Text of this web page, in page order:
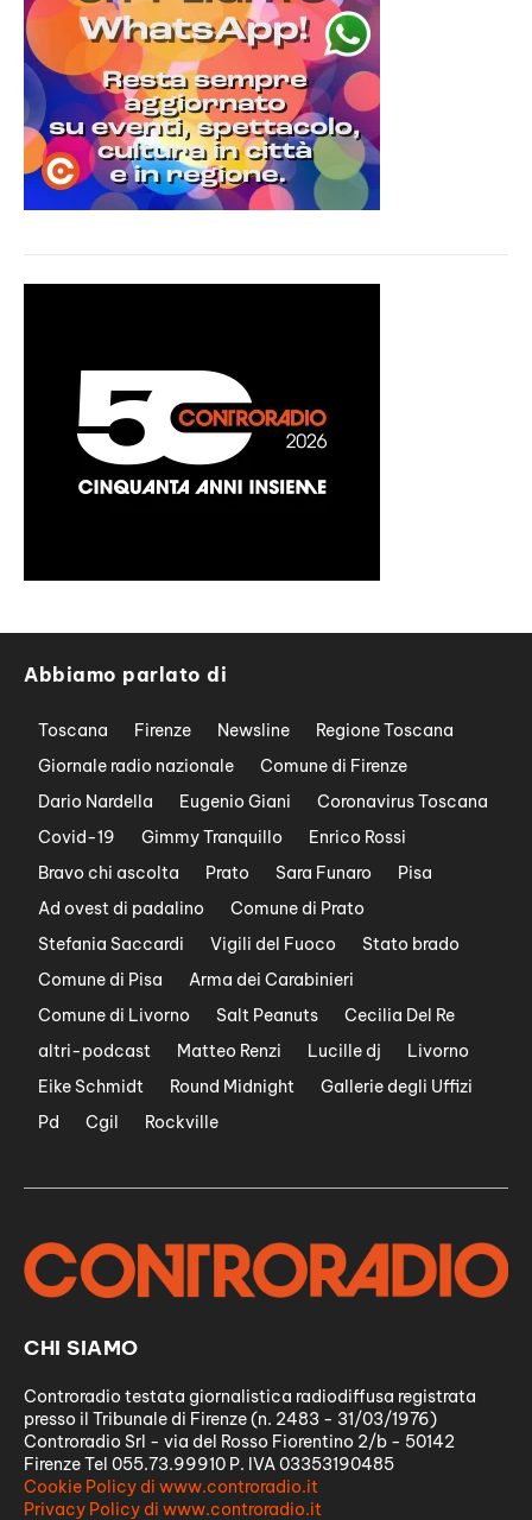
Abbiamo parlato di
Toscana Firenze Newsline
Regione Toscana
Giornale radio nazionale
Comune di Firenze
Dario Nardella
Eugenio Giani
Coronavirus Toscana
Covid-19
Gimmy Tranquillo
Enrico Rossi
Bravo chi ascolta
Prato Sara Funaro
Pisa
Ad ovest di padalino
Comune di Prato
Stefania Saccardi
Vigili del Fuoco
Stato brado
Comune di Pisa
Arma dei Carabinieri
Comune di Livorno
Salt Peanuts
Cecilia Del Re
altri-podcast
Matteo Renzi Lucille dj
Livorno
Eike Schmidt
Round Midnight
Gallerie degli Uffizi
Pd
Cgil Rockville
CHI SIAMO
Controradio testata giornalistica radiodiffusa registrata
presso il Tribunale di Firenze (n. 2483 - 31/03/1976)
Controradio Srl - via del Rosso Fiorentino 2/b - 50142
Firenze Tel 055.73.99910 P. IVA 03353190485
Cookie Policy di www.controradio.it
Privacy Policy di www.controradio.it